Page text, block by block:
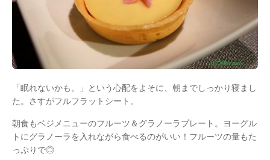
「眠れないかも。」という心配をよそに、朝までしっかり寝まし
た。さすがフルフラットシート。
朝食もベジメニューのフルーツ＆グラノーラプレート。ヨーグル
トにグラノーラを入れながら食べるのがいい！フルーツの量もた
っぷりで◎